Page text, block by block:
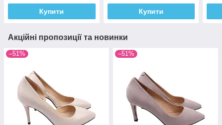
Купити Купити
Акційні пропозиції та новинки
–51% –51%